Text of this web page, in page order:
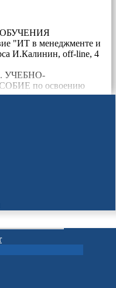
"ИТ в менеджменте и
И.Калинин, off-line, 4
УЧЕБНО-
по освоению
и оформлению
вопросы и
устные вопросы
2022
презентации
КУРСОВ
ИТЭ, 2-й курс, 4-й
2021
Занятий +
ИТЭ_ГРАФИК